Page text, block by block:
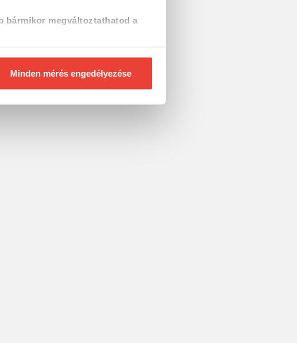
bármikor megváltoztathatod a
Minden mérés engedélyezése